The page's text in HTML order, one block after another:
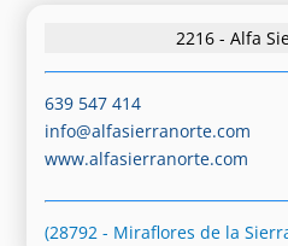
2216 - Alfa
639 547 414
info@alfasierranorte.com
www.alfasierranorte.com
(28792 - Miraflores de la